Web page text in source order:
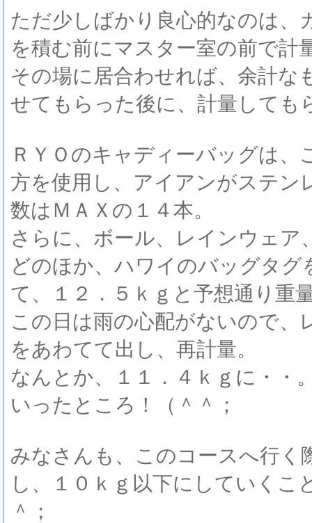
ただ少しばかり良心的なのは、
を積む前にマスター室の前で計
その場に居合わせれば、余計な
せてもらった後に、計量しても
ＲＹＯのキャディーバッグは
方を使用し、アイアンがステン
数はＭＡＸの１４本。
さらに、ボール、レインウェア
どのほか、ハワイのバッグタ
て、１２．５ｋｇと予想通り重
この日は雨の心配がないので、
をあわてて出し、再計量。
なんとか、１１．４ｋｇに・・
いったところ！（＾＾；
みなさんも、このコースへ行く
し、１０ｋｇ以下にしていくこ
＾；